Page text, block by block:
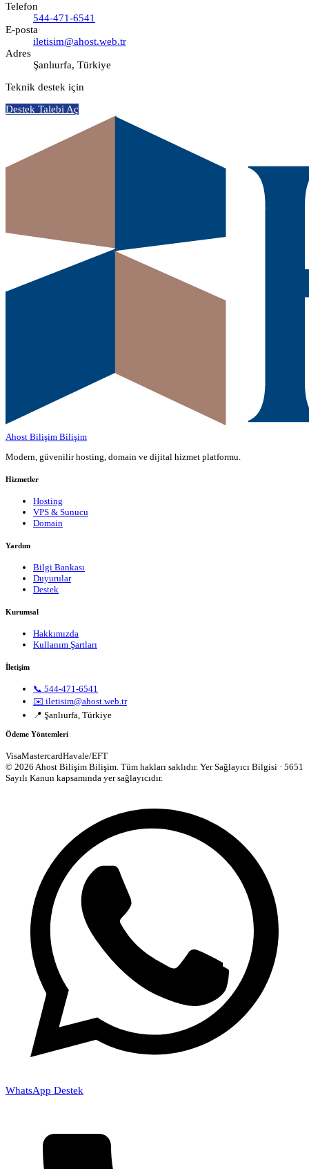
Telefon
544-471-6541
E-posta
iletisim@ahost.web.tr
Adres
Şanlıurfa, Türkiye
Teknik destek için
Destek Talebi Aç
Ahost Bilişim Bilişim
Modern, güvenilir hosting, domain ve dijital hizmet platformu.
Hizmetler
Hosting
VPS & Sunucu
Domain
Yardım
Bilgi Bankası
Duyurular
Destek
Kurumsal
Hakkımızda
Kullanım Şartları
İletişim
📞 544-471-6541
✉️ iletisim@ahost.web.tr
📍 Şanlıurfa, Türkiye
Ödeme Yöntemleri
VisaMastercardHavale/EFT
© 2026 Ahost Bilişim Bilişim. Tüm hakları saklıdır. Yer Sağlayıcı Bilgisi · 5651
Sayılı Kanun kapsamında yer sağlayıcıdır.
WhatsApp Destek